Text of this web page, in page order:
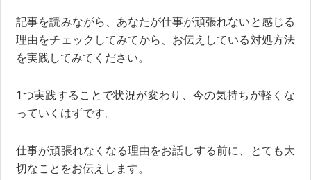
記事を読みながら、あなたが仕事が頑張れないと感じる
理由をチェックしてみてから、お伝えしている対処方法
を実践してみてください。
1つ実践することで状況が変わり、今の気持ちが軽くな
っていくはずです。
仕事が頑張れなくなる理由をお話しする前に、とても大
切なことをお伝えします。